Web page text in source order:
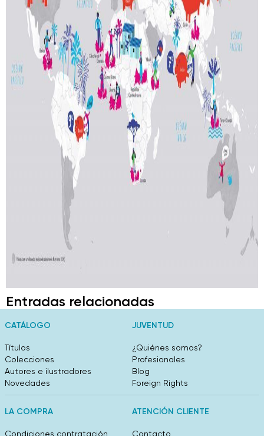
Entradas relacionadas
CATÁLOGO
Títulos
Colecciones
Autores e ilustradores
Novedades
JUVENTUD
¿Quiénes somos?
Profesionales
Blog
Foreign Rights
LA COMPRA
Condiciones contratación
ATENCIÓN CLIENTE
Contacto